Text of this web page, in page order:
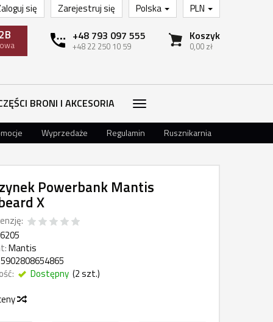
PLN
Polska
Zarejestruj się
się
Koszyk
0,00 zł
+48 793 097 555
+48 22 250 10 59
BRONI I AKCESORIA
Wyprzedaże Regulamin Rusznikarnia
Powerbank Mantis
X
Mantis
5902808654865
Dostępny (2szt.)